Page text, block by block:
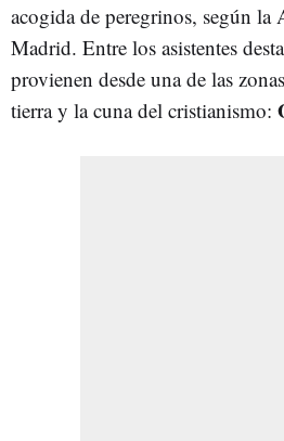
acogida de peregrinos, según la
Madrid. Entre los asistentes
provienen desde una de las
tierra y la cuna del cristianismo: